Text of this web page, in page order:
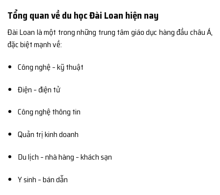
Tổng quan về du học Đài Loan hiện nay
Đài Loan là một trong những trung tâm giáo dục hàng đầu châu Á,
đặc biệt mạnh về:
Công nghệ – kỹ thuật
Điện – điện tử
Công nghệ thông tin
Quản trị kinh doanh
Du lịch – nhà hàng – khách sạn
Y sinh – bán dẫn